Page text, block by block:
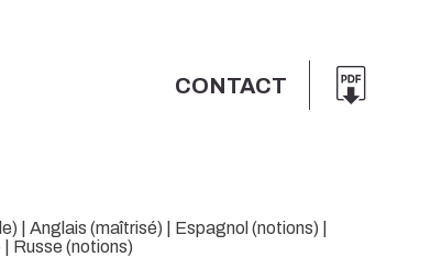
CONTACT
| Anglais (maîtrisé) | Espagnol (notions) |
Russe (notions)